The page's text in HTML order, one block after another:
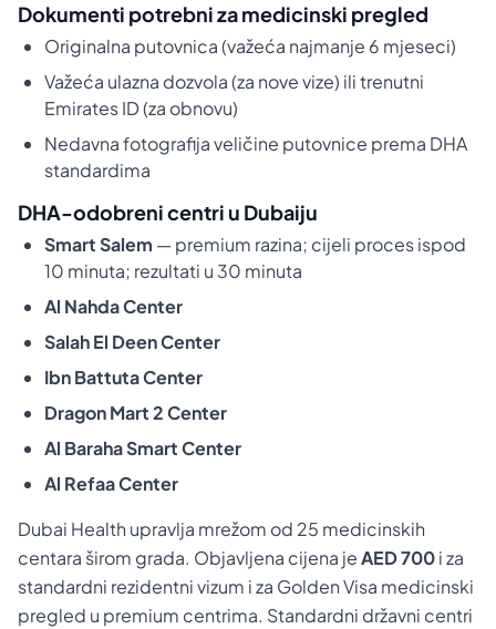
Dokumenti potrebni za medicinski pregled
Originalna putovnica (važeća najmanje 6 mjeseci)
Važeća ulazna dozvola (za nove vize) ili trenutni
Emirates ID (za obnovu)
Nedavna fotografija veličine putovnice prema DHA
standardima
DHA-odobreni centri u Dubaiju
Smart Salem — premium razina; cijeli proces ispod
10 minuta; rezultati u 30 minuta
Al Nahda Center
Salah El Deen Center
Ibn Battuta Center
Dragon Mart 2 Center
Al Baraha Smart Center
Al Refaa Center
Dubai Health upravlja mrežom od 25 medicinskih
centara širom grada. Objavljena cijena jeAED 700i za
standardni rezidentni vizum i za Golden Visa medicinski
pregled u premium centrima. Standardni državni centri